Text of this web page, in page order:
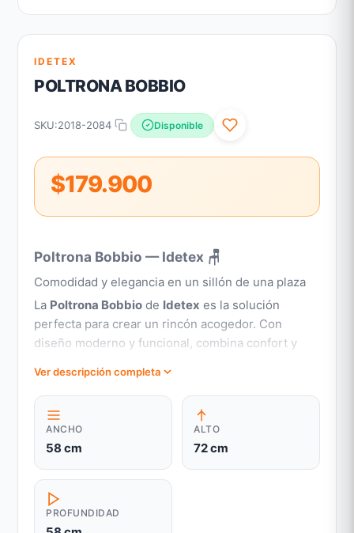
IDETEX
POLTRONA BOBBIO
SKU:2018-2084 Disponible
$179.900
Poltrona Bobbio — Idetex 🪑
Comodidad y elegancia en un sillón de una plaza
La Poltrona Bobbio de Idetex es la solución
perfecta para crear un rincón acogedor. Con
diseño moderno y funcional, combina confort y
o espacios personales.
Estructura robusta y duradera
Construida con
estructura de madera
patas de madera
, garantiza estabilidad y
resistencia. Su peso de 16 kg proporciona una
base firme sin ser excesivamente pesada,
facilitando su reubicación.
Armado sencillo
Ver descripción completa
ANCHO
58 cm
ALTO
72 cm
PROFUNDIDAD